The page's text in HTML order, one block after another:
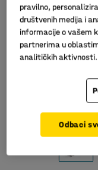
pravilno,
društvenih medija i
informacije o vašem
partnerima u
analitičkih aktivnosti.
Odbaci